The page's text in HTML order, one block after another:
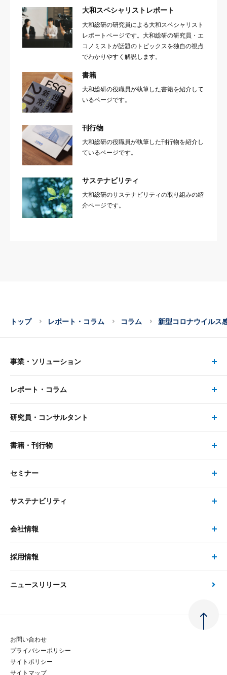
大和スペシャリストレポート
大和総研の研究員による大和スペシャリスト
レポートページです。大和総研の研究員・エ
コノミストが話題のトピックスを独自の視点
でわかりやすく解説します。
書籍
大和総研の役職員が執筆した書籍を紹介して
いるページです。
刊行物
大和総研の役職員が執筆した刊行物を紹介し
ているページです。
サステナビリティ
大和総研のサステナビリティの取り組みの紹
介ページです。
トップ レポート・コラム コラム 新型コロナウイルス
事業・ソリューション
事業・ソリューション トップ
リサーチ
大和総研の強み
先端テクノロジーに基づく新たな価値の創出
レポート・コラム
レポート・コラム トップ
最新のレポート・コラム
政策分析
金融経済教育等
研究員・コンサルタント
研究員・コンサルタント トップ
研究員
書籍・刊行物
書籍・刊行物 トップ
書籍
セミナー
セミナー トップ
現在受付中のセミナー・イベント
サステナビリティ
サステナビリティの取り組み
次世代社会への貢献
マルチステークホルダー方針
会社情報
会社情報 トップ
会社概要・役員一覧
大和総研の歩み
採用情報
採用情報 トップ
経験者採用
ニュースリリース
お問い合わせ
プライバシーポリシー
サイトポリシー
サイトマップ